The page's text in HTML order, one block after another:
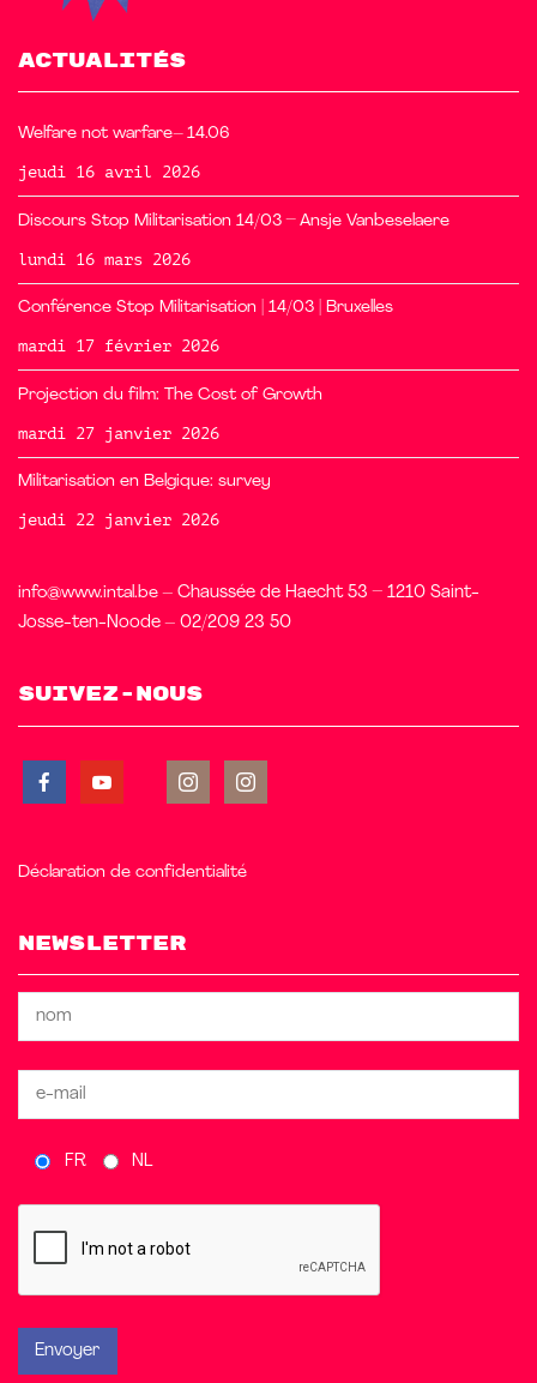
ACTUALITÉS
Welfare not warfare– 14.06
jeudi 16 avril 2026
Discours Stop Militarisation 14/03 – Ansje Vanbeselaere
lundi 16 mars 2026
Conférence Stop Militarisation | 14/03 | Bruxelles
mardi 17 février 2026
Projection du film: The Cost of Growth
mardi 27 janvier 2026
Militarisation en Belgique: survey
jeudi 22 janvier 2026
info@www.intal.be – Chaussée de Haecht 53 – 1210 Saint-
Josse-ten-Noode – 02/209 23 50
Suivez-nous
Déclaration de confidentialité
Newsletter
FR NL